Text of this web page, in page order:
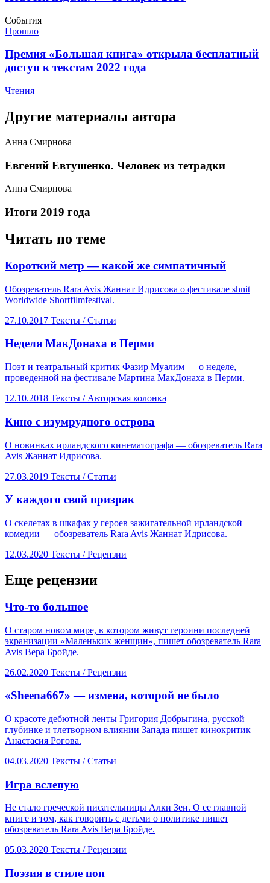
События
Прошло
​Премия «Большая книга» открыла бесплатный
доступ к текстам 2022 года
Чтения
Другие материалы автора
Анна Смирнова
Евгений Евтушенко. Человек из тетрадки
Анна Смирнова
Итоги 2019 года
Читать по теме
​Короткий метр — какой же симпатичный
Обозреватель Rara Avis Жаннат Идрисова о фестивале shnit
Worldwide Shortfilmfestival.
27.10.2017 Тексты /Статьи
​Неделя МакДонаха в Перми
Поэт и театральный критик Фазир Муалим — о неделе,
проведенной на фестивале Мартина МакДонаха в Перми.
12.10.2018 Тексты / Авторская колонка
​Кино с изумрудного острова
О новинках ирландского кинематографа — обозреватель Rara
Avis Жаннат Идрисова.
27.03.2019 Тексты /Статьи
​У каждого свой призрак
О скелетах в шкафах у героев зажигательной ирландской
комедии — обозреватель Rara Avis Жаннат Идрисова.
12.03.2020 Тексты /Рецензии
Еще рецензии
​Что-то большое
О старом новом мире, в котором живут героини последней
экранизации «Маленьких женщин», пишет обозреватель Rara
Avis Вера Бройде.
26.02.2020 Тексты /Рецензии
«Sheena667» — измена, которой не было
О красоте дебютной ленты Григория Добрыгина, русской
глубинке и тлетворном влиянии Запада пишет кинокритик
Анастасия Рогова.
04.03.2020 Тексты /Статьи
​Игра вслепую
Не стало греческой писательницы Алки Зеи. О ее главной
книге и том, как говорить с детьми о политике пишет
обозреватель Rara Avis Вера Бройде.
05.03.2020 Тексты /Рецензии
​Поэзия в стиле поп